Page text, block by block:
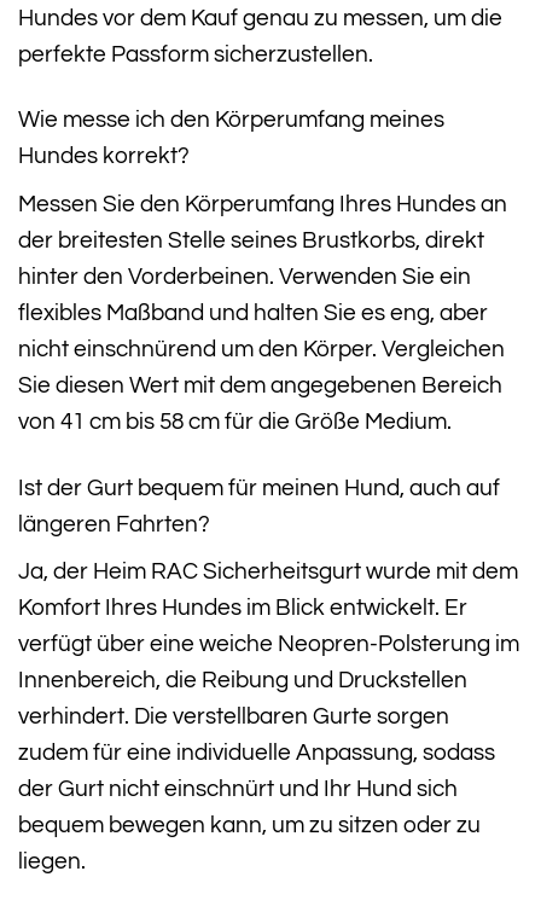
Hundes vor dem Kauf genau zu messen, um die
perfekte Passform sicherzustellen.
Wie messe ich den Körperumfang meines
Hundes korrekt?
Messen Sie den Körperumfang Ihres Hundes an
der breitesten Stelle seines Brustkorbs, direkt
hinter den Vorderbeinen. Verwenden Sie ein
flexibles Maßband und halten Sie es eng, aber
nicht einschnürend um den Körper. Vergleichen
Sie diesen Wert mit dem angegebenen Bereich
von 41 cm bis 58 cm für die Größe Medium.
Ist der Gurt bequem für meinen Hund, auch auf
längeren Fahrten?
Ja, der Heim RAC Sicherheitsgurt wurde mit dem
Komfort Ihres Hundes im Blick entwickelt. Er
verfügt über eine weiche Neopren-Polsterung im
Innenbereich, die Reibung und Druckstellen
verhindert. Die verstellbaren Gurte sorgen
zudem für eine individuelle Anpassung, sodass
der Gurt nicht einschnürt und Ihr Hund sich
bequem bewegen kann, um zu sitzen oder zu
liegen.